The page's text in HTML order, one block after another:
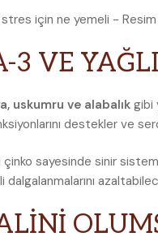
3 VE
uskumru ve alabalık gibi
destekler ve
çinko sayesinde sinir
dalgalanmalarını